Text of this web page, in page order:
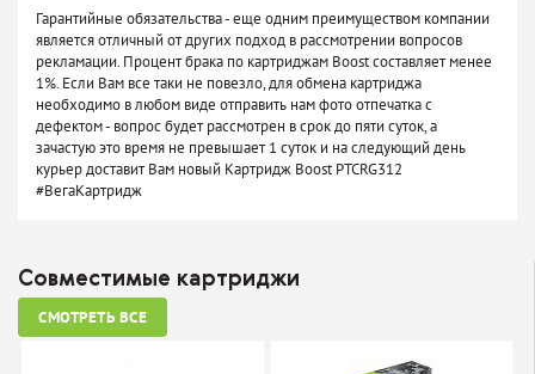
Гарантийные обязательства - еще одним преимуществом компании
является отличный от других подход в рассмотрении вопросов
рекламации. Процент брака по картриджам Boost составляет менее
1%. Если Вам все таки не повезло, для обмена картриджа
необходимо в любом виде отправить нам фото отпечатка с
дефектом - вопрос будет рассмотрен в срок до пяти суток, а
зачастую это время не превышает 1 суток и на следующий день
курьер доставит Вам новый Картридж Boost PTCRG312
#ВегаКартридж
Совместимые картриджи
СМОТРЕТЬ ВСЕ